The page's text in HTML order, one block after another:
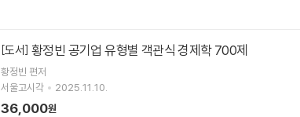
[도서] 황정빈 공기업 유형별 객관식 경제학 700제
황정빈 편저
서울고시각
2025.11.10.
36,000원